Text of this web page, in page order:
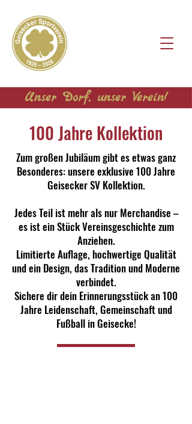
Unser Dorf, unser Verein!
100 Jahre Kollektion
Zum großen Jubiläum gibt es etwas ganz
Besonderes: unsere exklusive 100 Jahre
Geisecker SV Kollektion.
Jedes Teil ist mehr als nur Merchandise –
es ist ein Stück Vereinsgeschichte zum
Anziehen.
Limitierte Auflage, hochwertige Qualität
und ein Design, das Tradition und Moderne
verbindet.
Sichere dir dein Erinnerungsstück an 100
Jahre Leidenschaft, Gemeinschaft und
Fußball in Geisecke!